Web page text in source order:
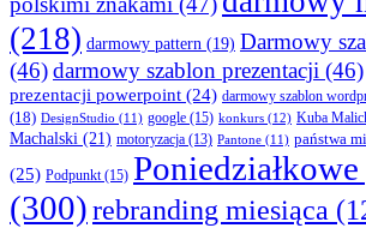
(218) darmowy pattern (19) Darmowy
(46)darmowy szablon prezentacji (46)
prezentacji powerpoint (24) darmowy szablon
(18) DesignStudio (11) google (15) konkurs (12) Kuba
Machalski (21) motoryzacja (13) Pantone (11) państwa
(25) Podpunkt(15)
(300)rebranding miesiąca